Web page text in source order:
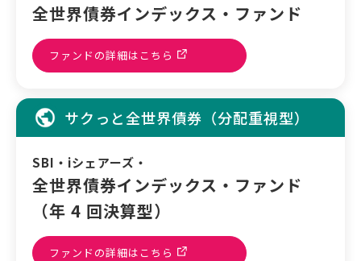
全世界債券インデックス・ファンド
ファンドの詳細はこちら
サクっと全世界債券（分配重視型）
SBI・iシェアーズ・
全世界債券インデックス・ファンド
（年 4 回決算型）
ファンドの詳細はこちら